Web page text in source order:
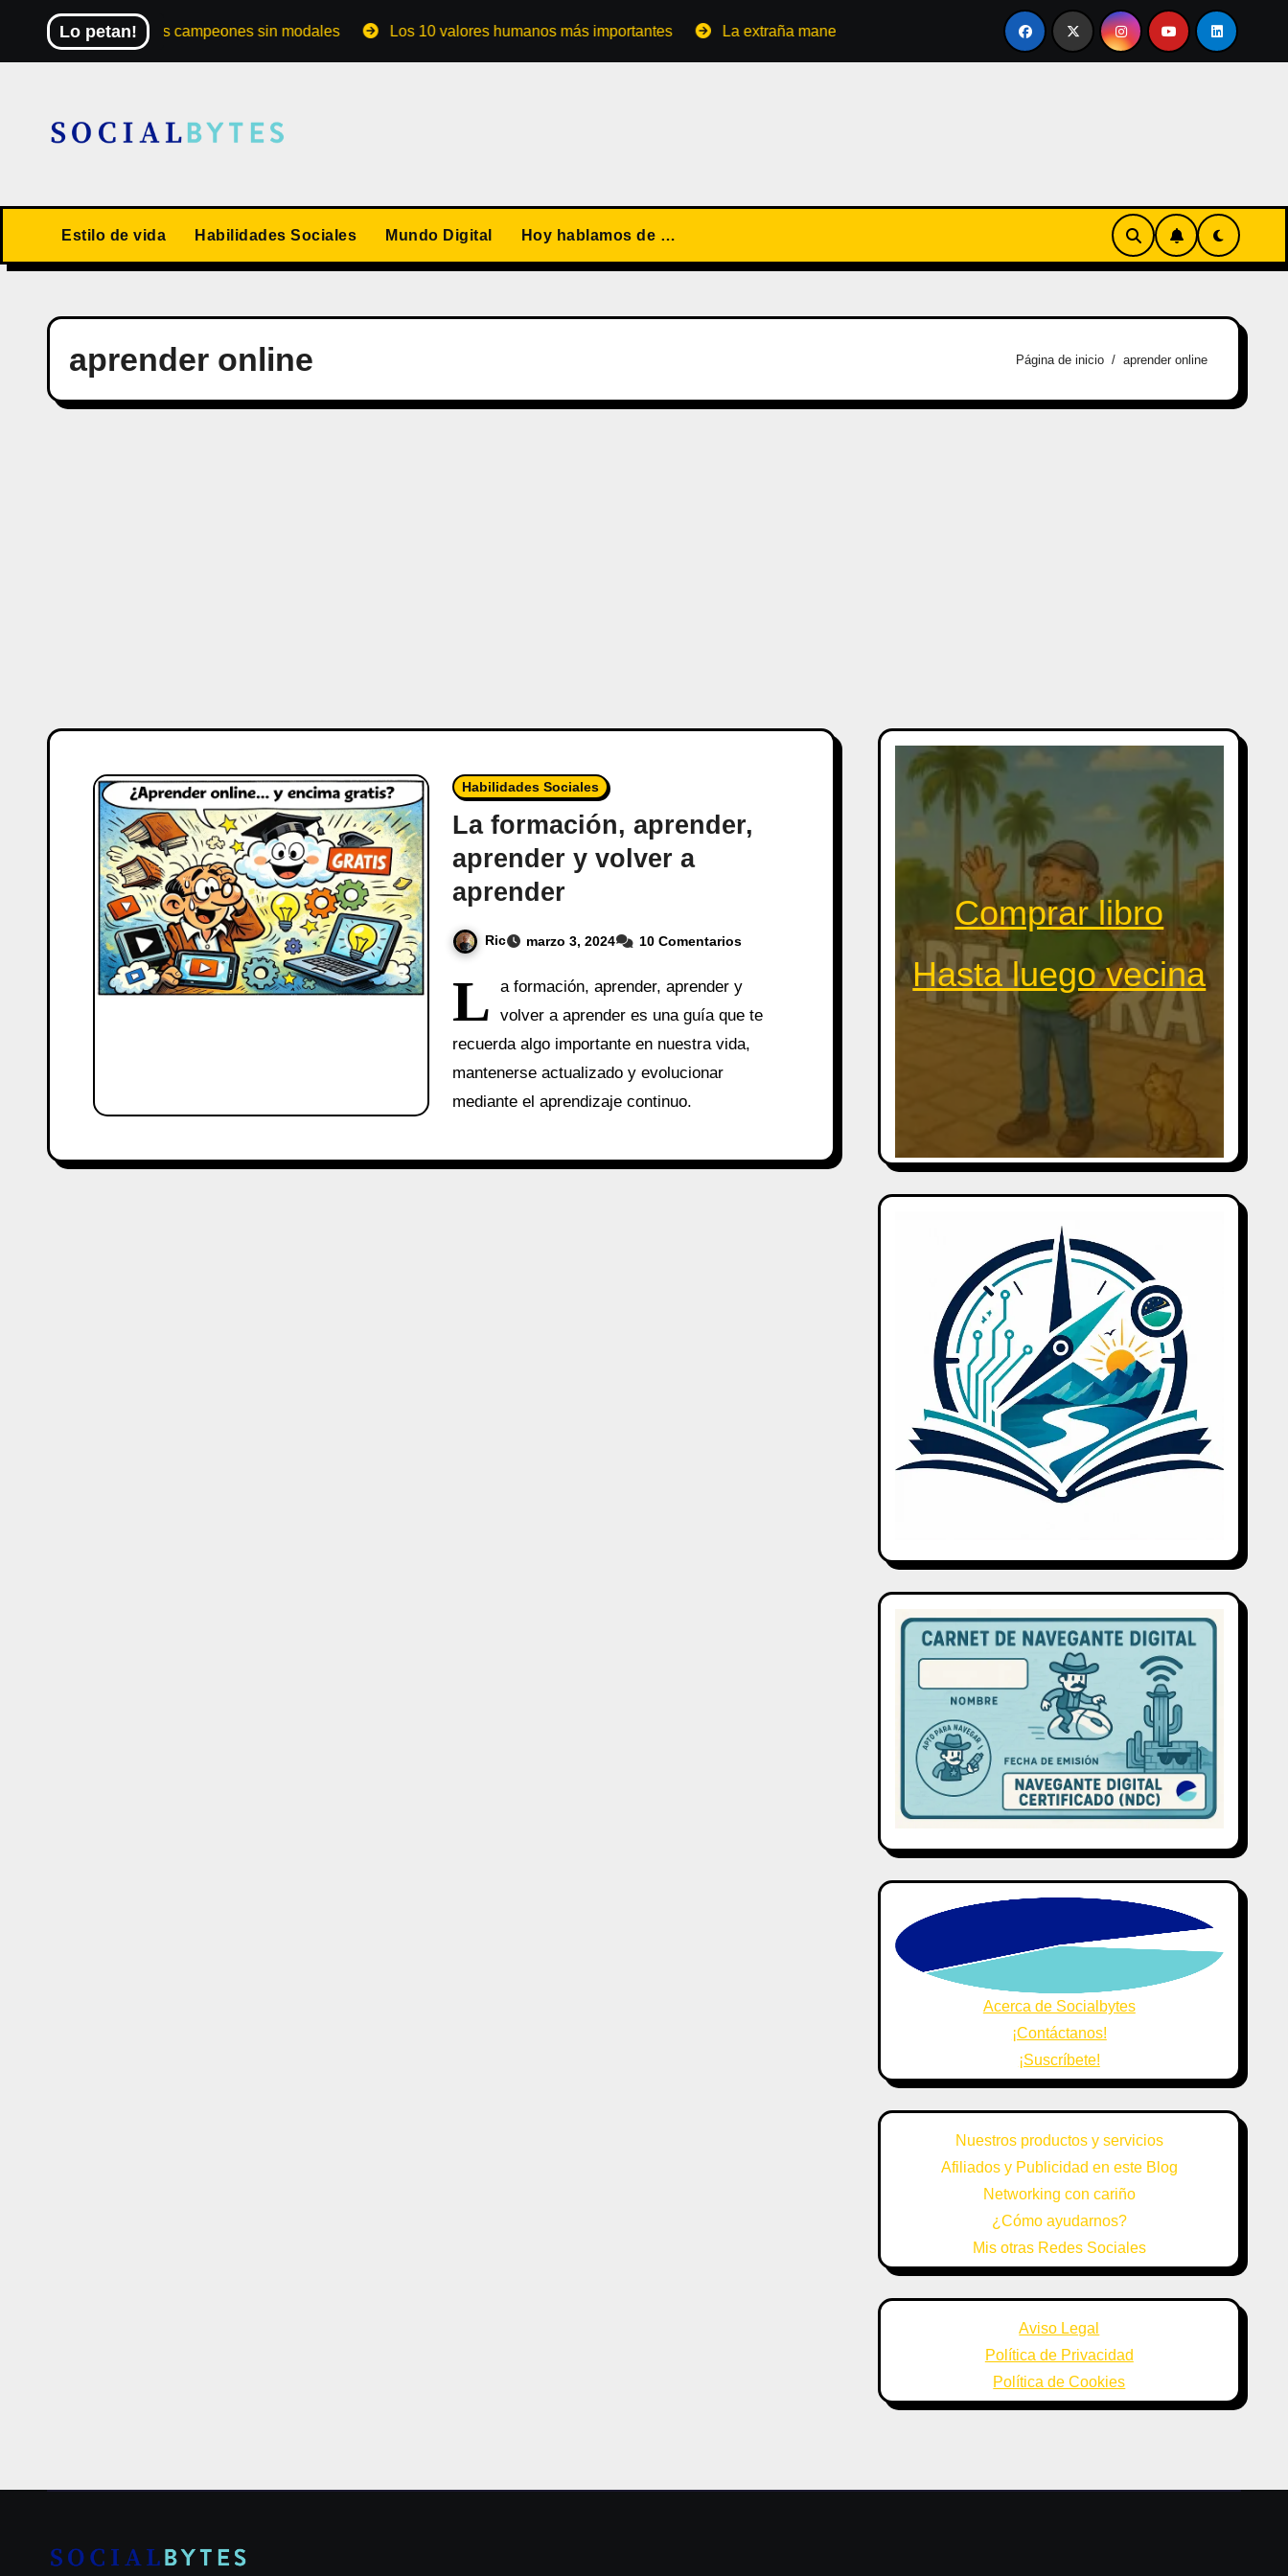
contenido
Lo petan!
El Mundial de los campeones sin modales Los 10 valores humanos más importantes La extraña manera de convertirse en familia El primer tour de la India Chiquitina
Estilo de vida Habilidades Sociales Mundo Digital Hoy hablamos de …
aprender online Página de inicio aprender online
Habilidades Sociales
La formación, aprender,
aprender y volver a
aprender
Ric marzo 3, 2024 10 Comentarios
L
a formación, aprender, aprender y
volver a aprender es una guía que te
recuerda algo importante en nuestra vida,
mantenerse actualizado y evolucionar
mediante el aprendizaje continuo.
Comprar libro
Hasta luego vecina
Acerca de Socialbytes
¡Contáctanos!
¡Suscríbete!
Nuestros productos y servicios
Afiliados y Publicidad en este Blog
Networking con cariño
¿Cómo ayudarnos?
Mis otras Redes Sociales
Aviso Legal
Política de Privacidad
Política de Cookies